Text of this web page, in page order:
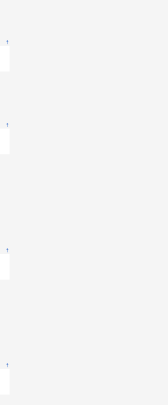
↑
↑
↑
↑